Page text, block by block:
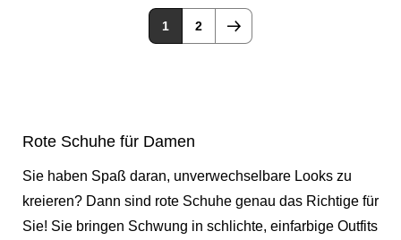
1 2
Rote Schuhe für Damen
Sie haben Spaß daran, unverwechselbare Looks zu
kreieren? Dann sind rote Schuhe genau das Richtige für
Sie! Sie bringen Schwung in schlichte, einfarbige Outfits